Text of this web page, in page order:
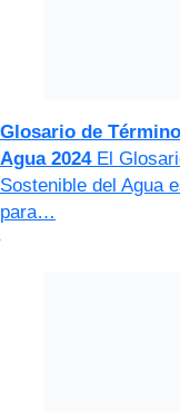
Glosario de
Agua 2024 El
Sostenible del Agua
para…